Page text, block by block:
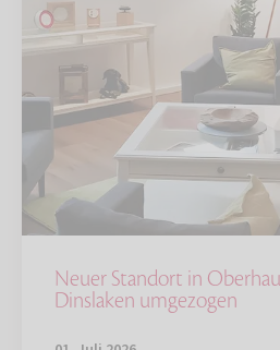
Neuer Standort in
Dinslaken umgezogen